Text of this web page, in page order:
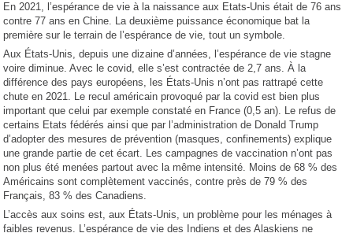
En 2021, l’espérance de vie à la naissance aux Etats-Unis était de 76 ans
contre 77 ans en Chine. La deuxième puissance économique bat la
première sur le terrain de l’espérance de vie, tout un symbole.
Aux États-Unis, depuis une dizaine d’années, l’espérance de vie stagne
voire diminue. Avec le covid, elle s’est contractée de 2,7 ans. À la
différence des pays européens, les États-Unis n’ont pas rattrapé cette
chute en 2021. Le recul américain provoqué par la covid est bien plus
important que celui par exemple constaté en France (0,5 an). Le refus de
certains Etats fédérés ainsi que par l’administration de Donald Trump
d’adopter des mesures de prévention (masques, confinements) explique
une grande partie de cet écart. Les campagnes de vaccination n’ont pas
non plus été menées partout avec la même intensité. Moins de 68 % des
Américains sont complètement vaccinés, contre près de 79 % des
Français, 83 % des Canadiens.
L’accès aux soins est, aux États-Unis, un problème pour les ménages à
faibles revenus. L’espérance de vie des Indiens et des Alaskiens ne